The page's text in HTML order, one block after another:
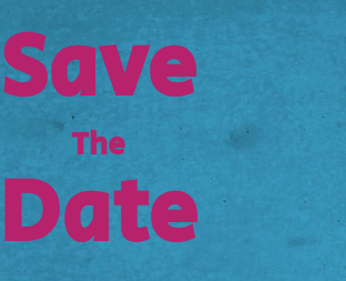
Save
The
Date